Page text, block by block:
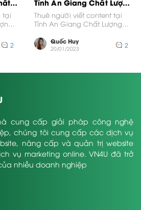
tại
2
Tỉnh An Giang Chất Lượng
Lên Top Google
Thuê người viết content tại
Tỉnh An Giang Chất Lượng
cạnh tranh khốc...
Quốc Huy
20/01/2023 2
cung cấp giải pháp công nghệ
chúng tôi cung cấp các dịch vụ
nâng cấp và quản trị website
vụ marketing online. VN4U đã trở
nhiều doanh nghiệp